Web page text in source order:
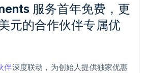
服务首年免费，更
元的合作伙伴专属优
伴深度联动，为创始人提供独家优惠